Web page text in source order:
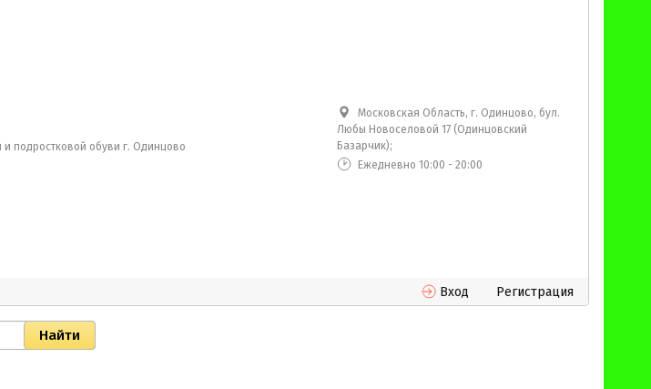
подростковой обуви г. Одинцово
Московская Область, г. Одинцово, бул.
Любы Новоселовой 17 (Одинцовский
Базарчик);
Ежедневно 10:00 - 20:00
Вход Регистрация